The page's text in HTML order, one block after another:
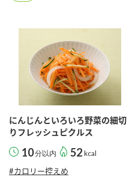
にんじんといろいろ野菜の細切
りフレッシュピクルス
10分以内 52 kcal
#カロリー控えめ